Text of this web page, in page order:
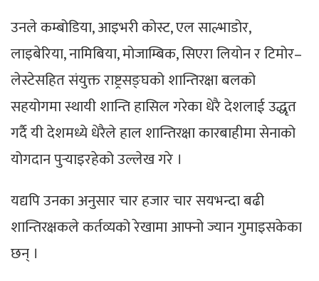
उनले कम्बोडिया, आइभरी कोस्ट, एल साल्भाडोर,
लाइबेरिया, नामिबिया, मोजाम्बिक, सिएरा लियोन र टिमोर–
लेस्टेसहित संयुक्त राष्ट्रसङ्घको शान्तिरक्षा बलको
सहयोगमा स्थायी शान्ति हासिल गरेका धेरै देशलाई उद्धृत
गर्दै यी देशमध्ये धेरैले हाल शान्तिरक्षा कारबाहीमा सेनाको
योगदान पुर्‍याइरहेको उल्लेख गरे ।
यद्यपि उनका अनुसार चार हजार चार सयभन्दा बढी
शान्तिरक्षकले कर्तव्यको रेखामा आफ्नो ज्यान गुमाइसकेका
छन् ।